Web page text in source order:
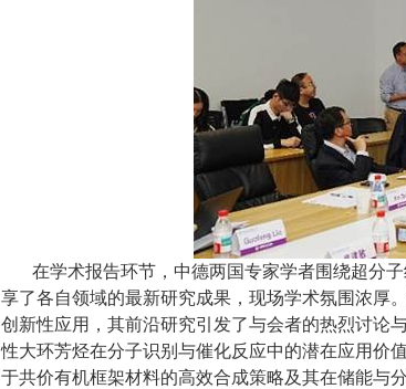
在学术报告环节，中德两国专家学者围绕超分
享了各自领域的最新研究成果，现场学术氛围浓厚
创新性应用，其前沿研究引发了与会者的热烈讨论
性大环芳烃在分子识别与催化反应中的潜在应用价
于共价有机框架材料的高效合成策略及其在储能与